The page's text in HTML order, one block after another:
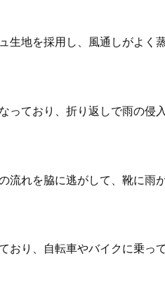
生地を採用し、風通しがよく
っており、折り返しで雨の侵
流れを脇に逃がして、靴に雨
おり、自転車やバイクに乗っ